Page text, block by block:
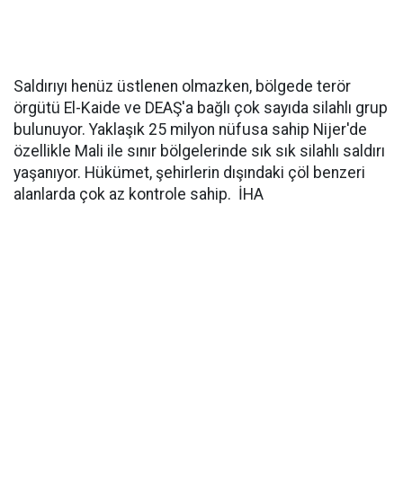
Saldırıyı henüz üstlenen olmazken, bölgede terör
örgütü El-Kaide ve DEAŞ'a bağlı çok sayıda silahlı grup
bulunuyor. Yaklaşık 25 milyon nüfusa sahip Nijer'de
özellikle Mali ile sınır bölgelerinde sık sık silahlı saldırı
yaşanıyor. Hükümet, şehirlerin dışındaki çöl benzeri
alanlarda çok az kontrole sahip. İHA